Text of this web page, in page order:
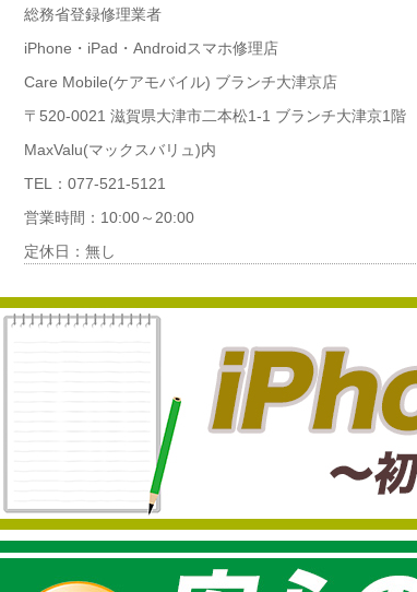
総務省登録修理業者
iPhone・iPad・Androidスマホ修理店
Care Mobile(ケアモバイル) ブランチ大津京店
〒520-0021 滋賀県大津市二本松1-1 ブランチ大津京1階
MaxValu(マックスバリュ)内
TEL：077-521-5121
営業時間：10:00～20:00
定休日：無し